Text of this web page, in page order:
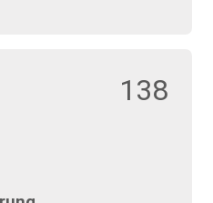
138